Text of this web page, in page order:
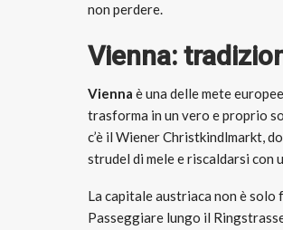
non perdere.
Vienna:
Vienna è una delle mete
trasforma in un vero e proprio
c’è il Wiener Christkindlmarkt,
strudel di mele e riscaldarsi con
La capitale austriaca non è solo
Passeggiare lungo il